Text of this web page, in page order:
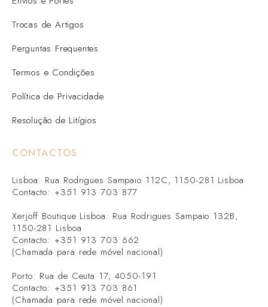
Trocas de Artigos
Perguntas Frequentes
Termos e Condições
Política de Privacidade
Resolução de Litígios
CONTACTOS
Lisboa: Rua Rodrigues Sampaio 112C, 1150-281 Lisboa
Contacto: +351 913 703 877
Xerjoff Boutique Lisboa: Rua Rodrigues Sampaio 132B,
1150-281 Lisboa
Contacto: +351 913 703 662
(Chamada para rede móvel nacional)
Porto: Rua de Ceuta 17, 4050-191
Contacto: +351 913 703 861
(Chamada para rede móvel nacional)